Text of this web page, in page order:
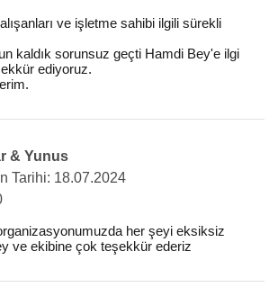
ve işletme sahibi ilgili sürekli
kaldık sorunsuz geçti Hamdi Bey'e ilgi
ediyoruz.
& Yunus
Tarihi: 18.07.2024
her şeyi eksiksiz
ve ekibine çok teşekkür ederiz